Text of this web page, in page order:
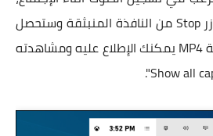
وعند الانتهاء انقر على زر Stop من النافذة المنبثقة وستحصل
على مقطع فيديو بصيغة MP4 يمكنك الإطلاع عليه ومشاهدته